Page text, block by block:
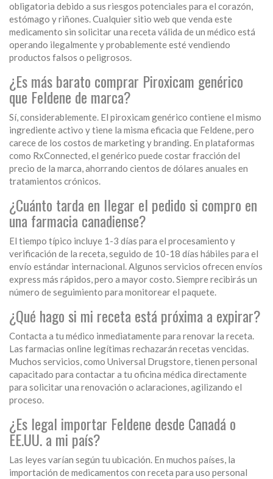
obligatoria debido a sus riesgos potenciales para el corazón,
estómago y riñones. Cualquier sitio web que venda este
medicamento sin solicitar una receta válida de un médico está
operando ilegalmente y probablemente esté vendiendo
productos falsos o peligrosos.
¿Es más barato comprar Piroxicam genérico
que Feldene de marca?
Sí, considerablemente. El piroxicam genérico contiene el mismo
ingrediente activo y tiene la misma eficacia que Feldene, pero
carece de los costos de marketing y branding. En plataformas
como RxConnected, el genérico puede costar fracción del
precio de la marca, ahorrando cientos de dólares anuales en
tratamientos crónicos.
¿Cuánto tarda en llegar el pedido si compro en
una farmacia canadiense?
El tiempo típico incluye 1-3 días para el procesamiento y
verificación de la receta, seguido de 10-18 días hábiles para el
envío estándar internacional. Algunos servicios ofrecen envíos
express más rápidos, pero a mayor costo. Siempre recibirás un
número de seguimiento para monitorear el paquete.
¿Qué hago si mi receta está próxima a expirar?
Contacta a tu médico inmediatamente para renovar la receta.
Las farmacias online legítimas rechazarán recetas vencidas.
Muchos servicios, como Universal Drugstore, tienen personal
capacitado para contactar a tu oficina médica directamente
para solicitar una renovación o aclaraciones, agilizando el
proceso.
¿Es legal importar Feldene desde Canadá o
EE.UU. a mi país?
Las leyes varían según tu ubicación. En muchos países, la
importación de medicamentos con receta para uso personal